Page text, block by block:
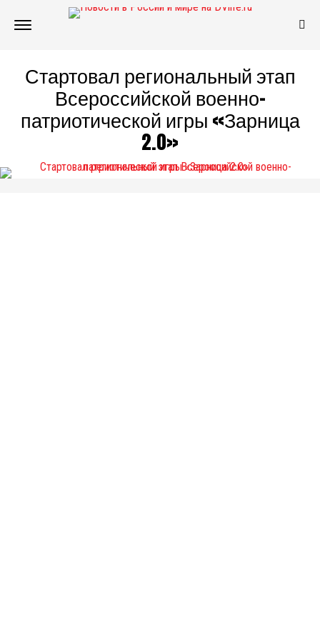
Стартовал региональный этап
Всероссийской военно-
патриотической игры «Зарница
2.0»